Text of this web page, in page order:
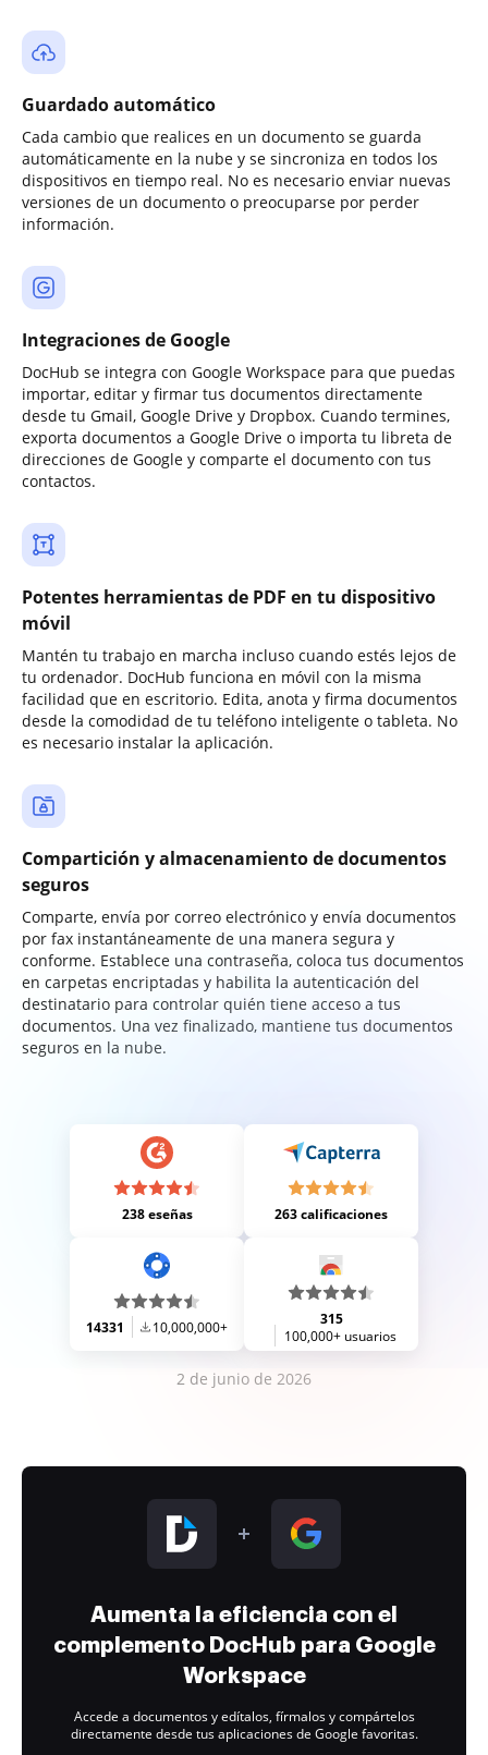
Guardado automático
Cada cambio que realices en un documento se guarda
automáticamente en la nube y se sincroniza en todos los
dispositivos en tiempo real. No es necesario enviar nuevas
versiones de un documento o preocuparse por perder
información.
Integraciones de Google
DocHub se integra con Google Workspace para que puedas
importar, editar y firmar tus documentos directamente
desde tu Gmail, Google Drive y Dropbox. Cuando termines,
exporta documentos a Google Drive o importa tu libreta de
direcciones de Google y comparte el documento con tus
contactos.
Potentes herramientas de PDF en tu dispositivo
móvil
Mantén tu trabajo en marcha incluso cuando estés lejos de
tu ordenador. DocHub funciona en móvil con la misma
facilidad que en escritorio. Edita, anota y firma documentos
desde la comodidad de tu teléfono inteligente o tableta. No
es necesario instalar la aplicación.
Compartición y almacenamiento de documentos
seguros
Comparte, envía por correo electrónico y envía documentos
por fax instantáneamente de una manera segura y
conforme. Establece una contraseña, coloca tus documentos
en carpetas encriptadas y habilita la autenticación del
destinatario para controlar quién tiene acceso a tus
documentos. Una vez finalizado, mantiene tus documentos
seguros en la nube.
238 eseñas 263 calificaciones
14331 10,000,000+
315
100,000+ usuarios
2 de junio de 2026
Aumenta la eficiencia con el
complemento DocHub para Google
Workspace
Accede a documentos y edítalos, fírmalos y compártelos
directamente desde tus aplicaciones de Google favoritas.